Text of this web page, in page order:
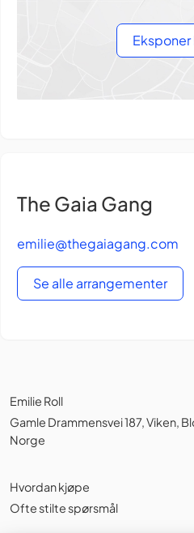
The Gaia Gang
emilie@thegaiagang.com
Se alle arrangementer
Emilie Roll
Gamle Drammensvei 187, Viken,
Norge
Hvordan kjøpe
Ofte stilte spørsmål